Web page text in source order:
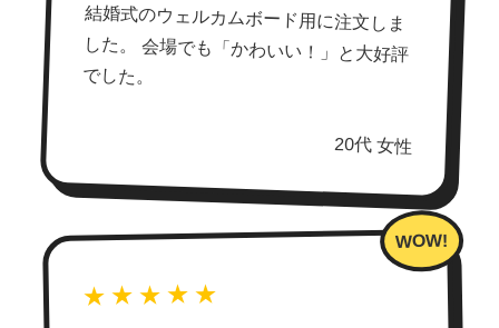
結婚式のウェルカムボード用に注文しま
した。 会場でも「かわいい！」と大好評
でした。
20代 女性
★★★★★